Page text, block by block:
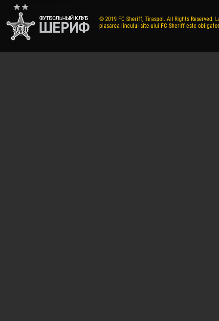
© 2019 FC Sheriff, Tiraspol. All Rights
plasarea lincului site-ului FC Sheriff este